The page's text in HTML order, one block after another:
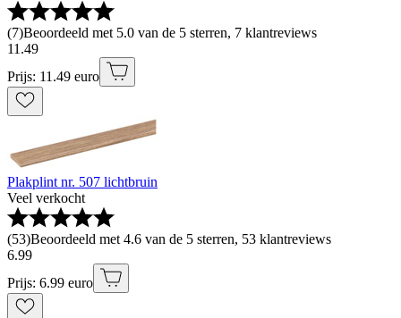
(7)Beoordeeld met 5.0 van de 5 sterren, 7 klantreviews
11 .49
Prijs: 11.49 euro
Plakplint nr. 507 lichtbruin
Veel verkocht
(53)Beoordeeld met 4.6 van de 5 sterren, 53 klantreviews
6.99
Prijs: 6.99 euro